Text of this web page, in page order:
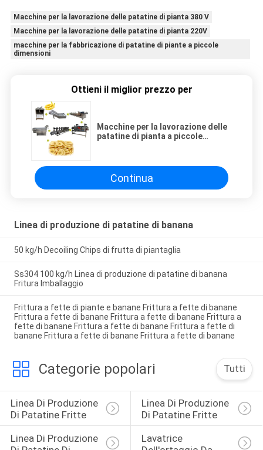
Macchine per la lavorazione delle patatine di pianta 380 V
Macchine per la lavorazione delle patatine di pianta 220V
macchine per la fabbricazione di patatine di piante a piccole
dimensioni
Ottieni il miglior prezzo per
Macchine per la lavorazione delle
patatine di pianta a piccole
Continua
Linea di produzione di patatine di banana
50 kg/h Decoiling Chips di frutta di piantaglia
Ss304 100 kg/h Linea di produzione di patatine di banana
Fritura Imballaggio
Frittura a fette di piante e banane Frittura a fette di banane
Frittura a fette di banane Frittura a fette di banane Frittura a
fette di banane Frittura a fette di banane Frittura a fette di
banane Frittura a fette di banane Frittura a fette di banane
Categorie popolari Tutti
Linea Di Produzione
Di Patatine Fritte
Linea Di Produzione
Di Patatine Fritte
Linea Di Produzione
Lavatrice